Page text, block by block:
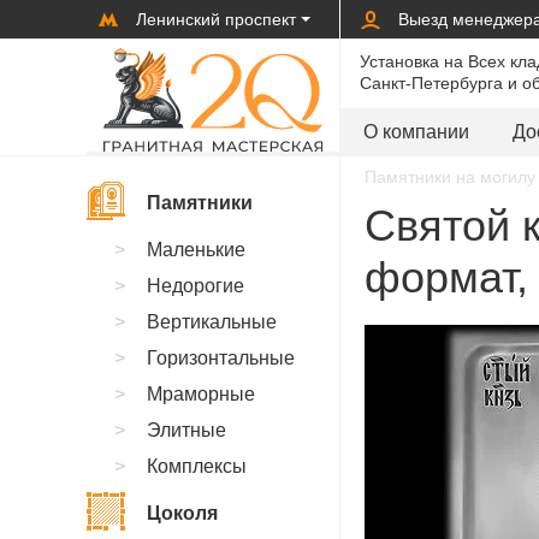
Ленинский проспект Выезд
Установка на Всех
Санкт-Петербурга и
О компании
Памятники на
Святой
формат,
Памятники
Маленькие
Недорогие
Вертикальные
Горизонтальные
Мраморные
Элитные
Комплексы
Цоколя